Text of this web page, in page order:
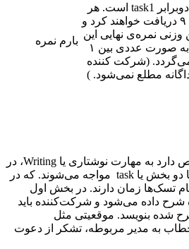
ارزش و تاثیر گذاری task2 دوبرابر task1 است. هر
یک از taskها نمره‌ای از ۱ تا ۹ دریافت خواهند کرد و
وزنی نمره‌ی نهایی این
مهارت محاسبه می‌شود و به صورت عددی بین ۱
می‌گردد. (شرکت کننده
بارم نمره
قسمت سوم آزمون اختصاص دارد به مهارت نوشتاری یا Writing، در
این بخش شرکت کنندگان با دو بخش یا task مواجه می‌شوند. که در
تسک‌ها زمان دارند. در بخش اول
داده می‌شود و شرکت‌کننده باید
شده بنویسد. موقعیتی مثل
به مدیر مربوطه، تشکر از دعوت